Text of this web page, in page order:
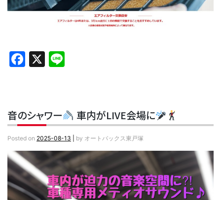
Facebook
X
音のシャワー 車内がLIVE会場に
Posted on 2025-08-13 by オートバックス東戸塚